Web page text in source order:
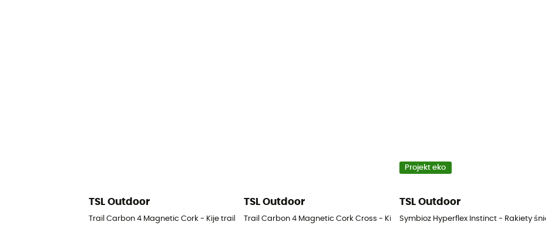
TSL Outdoor
Trail Carbon 4 Magnetic Cork - Kije trail running
TSL Outdoor
Trail Carbon 4 Magnetic Cork Cross - Kije trail running
Projekt eko
TSL Outdoor
Symbioz Hyperflex Instinct - Rakiety